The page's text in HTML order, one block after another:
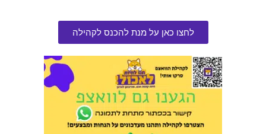
צעצוע חכה לחתול +נוצות מתקן גירוד קופסה 59 סמ
הרוויחו 4.95 נקודות ⭐
לחצו כאן על מנת להכנס לקהילה